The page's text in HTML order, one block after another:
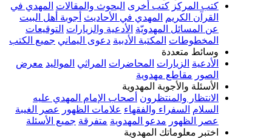
كتب أخرى البحوث والمقالات المهدي في
المهدي في الأحاديث أجوبة أهل البيت
المسائل المهدويّة الأدعية والزيارات التوقيعات
المكتبة الأدبية دعوى اليماني جميع الكتب
متعددة
الزيارات المحاضرات المراثي المواليد معرض
مقاطع مهدوية
والأجوبة المهدوية
والمنتظرون أصحاب الإمام المهدي عليه
السفراء والفقهاء علامات الظهور عصر الغيبة
مدعو المهدوية متفرقة جميع الأسئلة
معلوماتك المهدوية